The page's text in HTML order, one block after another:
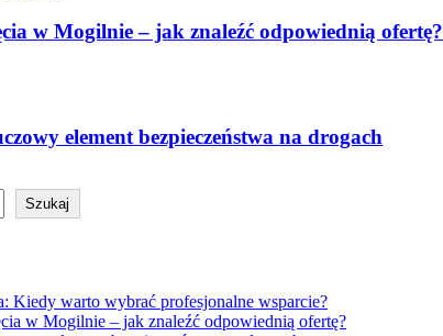
w Mogilnie – jak znaleźć odpowiednią ofertę?
element bezpieczeństwa na drogach
Szukaj
Kiedy warto wybrać profesjonalne wsparcie?
w Mogilnie – jak znaleźć odpowiednią ofertę?